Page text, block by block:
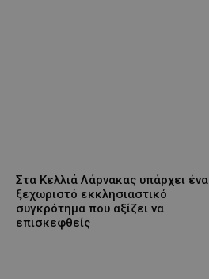
Στα Κελλιά Λάρνακας υπάρχει ένα
ξεχωριστό εκκλησιαστικό
συγκρότημα που αξίζει να
επισκεφθείς